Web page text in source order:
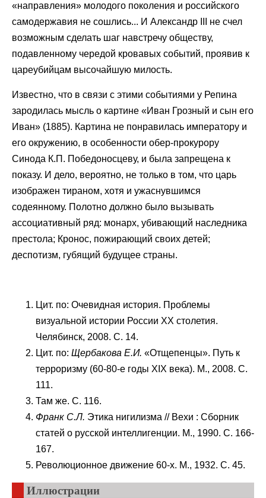
«направления» молодого поколения и российского
самодержавия не сошлись... И Александр III не счел
возможным сделать шаг навстречу обществу,
подавленному чередой кровавых событий, проявив к
цареубийцам высочайшую милость.
Известно, что в связи с этими событиями у Репина
зародилась мысль о картине «Иван Грозный и сын его
Иван» (1885). Картина не понравилась императору и
его окружению, в особенности обер-прокурору
Синода К.П. Победоносцеву, и была запрещена к
показу. И дело, вероятно, не только в том, что царь
изображен тираном, хотя и ужаснувшимся
содеянному. Полотно должно было вызывать
ассоциативный ряд: монарх, убивающий наследника
престола; Кронос, пожирающий своих детей;
деспотизм, губящий будущее страны.
Цит. по: Очевидная история. Проблемы
визуальной истории России XX столетия.
Челябинск, 2008. С. 14.
Цит. по: Щербакова Е.И. «Отщепенцы». Путь к
терроризму (60-80-е годы XIX века). М., 2008. С.
111.
Там же. С. 116.
Франк С.Л. Этика нигилизма // Вехи : Сборник
статей о русской интеллигенции. М., 1990. С. 166-
167.
Революционное движение 60-х. М., 1932. С. 45.
Иллюстрации